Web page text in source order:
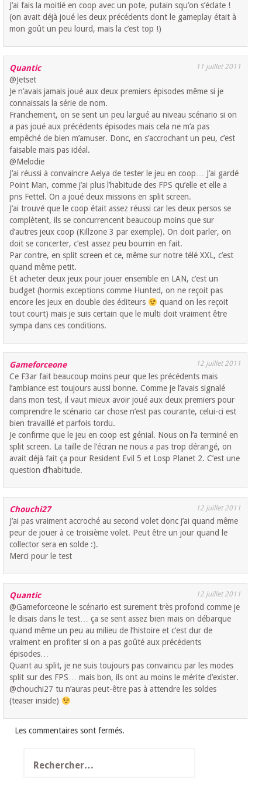
J’ai fais la moitié en coop avec un pote, putain squ’on s’éclate !
(on avait déjà joué les deux précédents dont le gameplay était à
mon goût un peu lourd, mais la c’est top !)
Quantic 11 juillet 2011
@Jetset
Je n’avais jamais joué aux deux premiers épisodes même si je
connaissais la série de nom.
Franchement, on se sent un peu largué au niveau scénario si on
a pas joué aux précédents épisodes mais cela ne m’a pas
empêché de bien m’amuser. Donc, en s’accrochant un peu, c’est
faisable mais pas idéal.
@Melodie
J’ai réussi à convaincre Aelya de tester le jeu en coop… J’ai gardé
Point Man, comme j’ai plus l’habitude des FPS qu’elle et elle a
pris Fettel. On a joué deux missions en split screen.
J’ai trouvé que le coop était assez réussi car les deux persos se
complètent, ils se concurrencent beaucoup moins que sur
d’autres jeux coop (Killzone 3 par exemple). On doit parler, on
doit se concerter, c’est assez peu bourrin en fait.
Par contre, en split screen et ce, même sur notre télé XXL, c’est
quand même petit.
Et acheter deux jeux pour jouer ensemble en LAN, c’est un
budget (hormis exceptions comme Hunted, on ne reçoit pas
encore les jeux en double des éditeurs
quand on les reçoit
tout court) mais je suis certain que le multi doit vraiment être
sympa dans ces conditions.
Gameforceone 12 juillet 2011
Ce F3ar fait beaucoup moins peur que les précédents mais
l’ambiance est toujours aussi bonne. Comme je l’avais signalé
dans mon test, il vaut mieux avoir joué aux deux premiers pour
comprendre le scénario car chose n’est pas courante, celui-ci est
bien travaillé et parfois tordu.
Je confirme que le jeu en coop est génial. Nous on l’a terminé en
split screen. La taille de l’écran ne nous a pas trop dérangé, on
avait déjà fait ça pour Resident Evil 5 et Losp Planet 2. C’est une
question d’habitude.
Chouchi27 12 juillet 2011
J’ai pas vraiment accroché au second volet donc j’ai quand même
peur de jouer à ce troisième volet. Peut être un jour quand le
collector sera en solde :).
Merci pour le test
Quantic 12 juillet 2011
@Gameforceone le scénario est surement très profond comme je
le disais dans le test… ça se sent assez bien mais on débarque
quand même un peu au milieu de l’histoire et c’est dur de
vraiment en profiter si on a pas goûté aux précédents
épisodes…
Quant au split, je ne suis toujours pas convaincu par les modes
split sur des FPS… mais bon, ils ont au moins le mérite d’exister.
@chouchi27 tu n’auras peut-être pas à attendre les soldes
(teaser inside)
Les commentaires sont fermés.